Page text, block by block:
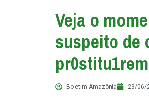
Veja o
suspeito de
Boletim Amazônia 23/06/